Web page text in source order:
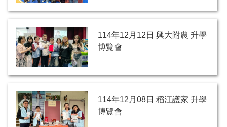
114年12月12日 興大附農 升學
博覽會
114年12月08日 稻江護家 升學
博覽會